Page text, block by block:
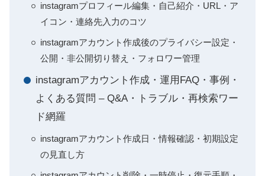
instagramプロフィール編集・自己紹介・URL・ア
イコン・連絡先入力のコツ
instagramアカウント作成後のプライバシー設定・
公開・非公開切り替え・フォロワー管理
instagramアカウント作成・運用FAQ・事例・
よくある質問 – Q&A・トラブル・再検索ワー
ド網羅
instagramアカウント作成日・情報確認・初期設定
の見直し方